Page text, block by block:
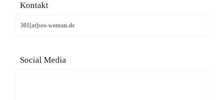
Kontakt
301[at]seo-woman.de
Social Media